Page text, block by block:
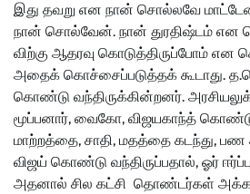
இது தவறு என நான் சொல்லவே
நான் சொல்வேன். நான் துரதிஷ்டம்
விற்கு ஆதரவு கொடுத்திருப்போம்
அதைக் கொச்சைப்படுத்தக் கூடாது.
கொண்டு வந்திருக்கின்றனர்.
மூப்பனார், வைகோ, விஜயகாந்த்
மாற்றத்தை, சாதி, மதத்தை கடந்து, பண
விஜய் கொண்டு வந்திருப்பதால், ஓர்
அதனால் சில கட்சி தொண்டர்கள்